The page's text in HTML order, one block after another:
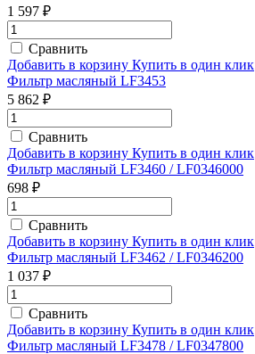
1 597 ₽
Сравнить
Добавить в корзину Купить в один клик
Фильтр масляный LF3453
5 862 ₽
Сравнить
Добавить в корзину Купить в один клик
Фильтр масляный LF3460 / LF0346000
698 ₽
Сравнить
Добавить в корзину Купить в один клик
Фильтр масляный LF3462 / LF0346200
1 037 ₽
Сравнить
Добавить в корзину Купить в один клик
Фильтр масляный LF3478 / LF0347800